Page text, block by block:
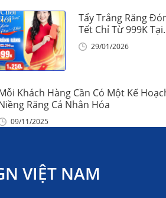
Tẩy Trắng Răng
Tết Chỉ Từ 999K Tại
Nha Khoa Vinalign
29/01/2026
Khách Hàng Cần Có Một Kế
Răng Cá Nhân Hóa
09/11/2025
VIỆT NAM